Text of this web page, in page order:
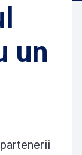
un